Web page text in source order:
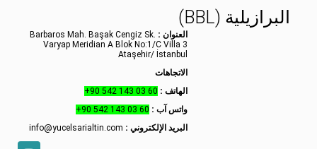
البرازيلية (BBL)
العنوان : Barbaros Mah. Başak Cengiz Sk.
Varyap Meridian A Blok No:1/C Villa 3
Ataşehir/ İstanbul
الاتجاهات
الهاتف : +90 542 143 03 60
واتس آب : +90 542 143 03 60
البريد الإلكتروني : info@yucelsarialtin.com